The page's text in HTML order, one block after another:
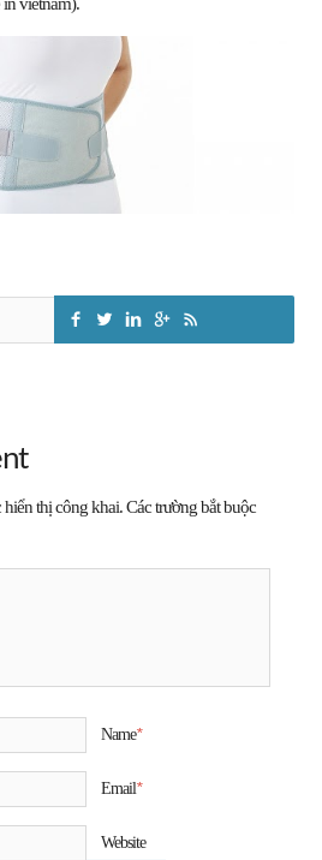
in vietnam).
hiển thị công khai.Các trường bắt buộc
Name*
Email*
Website